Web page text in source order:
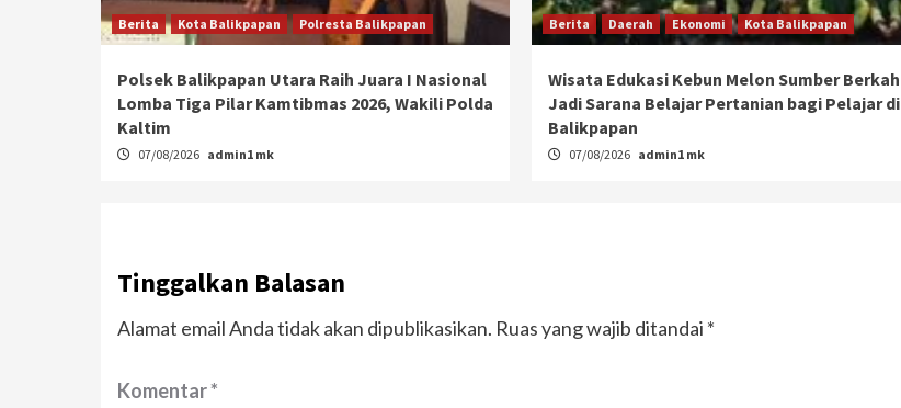
Berita Kota Balikpapan Polresta Balikpapan
Polsek Balikpapan Utara Raih Juara I Nasional
Lomba Tiga Pilar Kamtibmas 2026, Wakili Polda
Kaltim
07/08/2026 admin1 mk
Berita Daerah Ekonomi Kota Balikpapan
Wisata Edukasi Kebun Melon Sumber Berkah
Jadi Sarana Belajar Pertanian bagi Pelajar di
Balikpapan
07/08/2026 admin1 mk
Tinggalkan Balasan
Alamat email Anda tidak akan dipublikasikan. Ruas yang wajib ditandai *
Komentar*